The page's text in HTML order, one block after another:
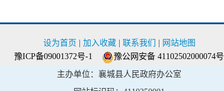
设为首页 加入收藏| 联系我们
网站地图
豫ICP备09001372号-1
豫公网安备 41102502000074号
主办单位：襄城县人民政府办公室